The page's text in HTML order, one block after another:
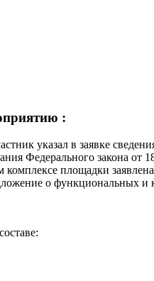
:
указал в заявке
Федерального закона от
площадки
о функциональных и